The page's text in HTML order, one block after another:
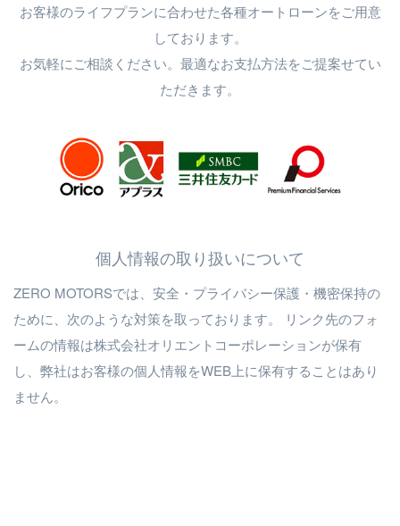
お客様のライフプランに合わせた各種オートローンをご用意
しております。
お気軽にご相談ください。最適なお支払方法をご提案せてい
ただきます。
個人情報の取り扱いについて
ZERO MOTORSでは、安全・プライバシー保護・機密保持の
ために、次のような対策を取っております。 リンク先のフォ
ームの情報は株式会社オリエントコーポレーションが保有
し、弊社はお客様の個人情報をWEB上に保有することはあり
ません。